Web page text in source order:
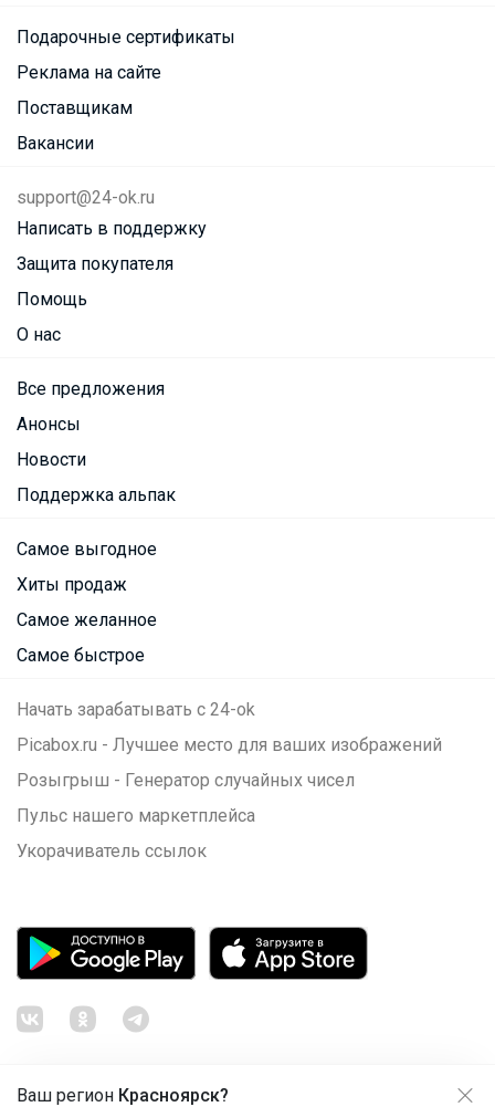
Ваш регион Красноярск?
Подарочные сертификаты
Реклама на сайте
Поставщикам
Вакансии
support@24-ok.ru
Написать в поддержку
Защита покупателя
Помощь
О нас
Все предложения
Анонсы
Новости
Поддержка альпак
Самое выгодное
Хиты продаж
Самое желанное
Самое быстрое
Начать зарабатывать с 24-ok
Picabox.ru - Лучшее место для ваших изображений
Розыгрыш - Генератор случайных чисел
Пульс нашего маркетплейса
Укорачиватель ссылок
Продолжая использовать этот сайт и нажимая кнопку